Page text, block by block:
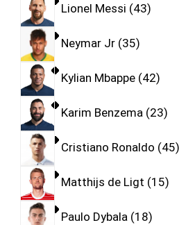
Lionel Messi 43
Neymar Jr 35
Kylian Mbappe 42
Karim Benzema 23
Cristiano Ronaldo 45
Matthijs de Ligt 15
Paulo Dybala 18